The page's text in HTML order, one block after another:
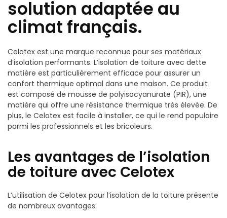
solution adaptée au
climat français.
Celotex est une marque reconnue pour ses matériaux
d’isolation performants. L’isolation de toiture avec dette
matière est particulièrement efficace pour assurer un
confort thermique optimal dans une maison. Ce produit
est composé de mousse de polyisocyanurate (PIR), une
matière qui offre une résistance thermique très élevée. De
plus, le Celotex est facile à installer, ce qui le rend populaire
parmi les professionnels et les bricoleurs.
Les avantages de l’isolation
de toiture avec Celotex
L’utilisation de Celotex pour l’isolation de la toiture présente
de nombreux avantages: